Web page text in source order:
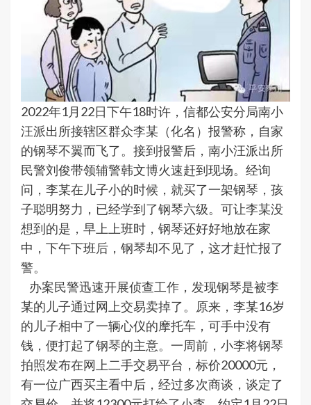
2022年1月22日下午18时许，信都公安分局南小
汪派出所接辖区群众李某（化名）报警称，自家
的钢琴不翼而飞了。接到报警后，南小汪派出所
民警刘俊带领辅警韩文博火速赶到现场。经询
问，李某在儿子小的时候，就买了一架钢琴，孩
子聪明努力，已经学到了钢琴六级。可让李某没
想到的是，早上上班时，钢琴还好好地放在家
中，下午下班后，钢琴却不见了，这才赶忙报了
警。
办案民警迅速开展侦查工作，发现钢琴是被李
某的儿子通过网上交易卖掉了。原来，李某16岁
的儿子相中了一辆心仪的摩托车，可手中没有
钱，便打起了钢琴的主意。一周前，小李将钢琴
拍照发布在网上二手交易平台，标价20000元，
有一位广西买主看中后，经过多次商谈，谈定了